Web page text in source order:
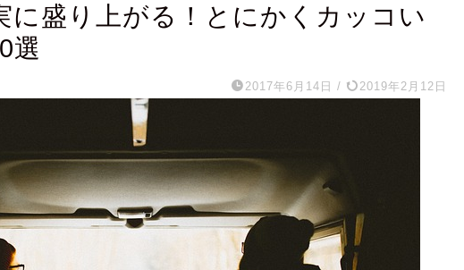
に盛り上がる！とにかくカッコい
選
2017年6月14日 / 2019年2月12日